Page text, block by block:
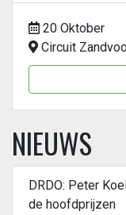
20 Oktober
Circuit
NIEUWS
DRDO: Peter
de hoofdprijzen